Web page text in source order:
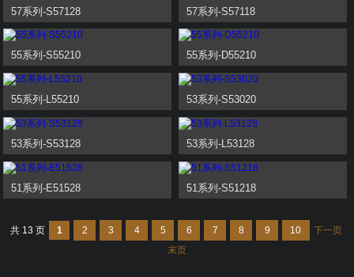
57系列-S57128 57系列-S57118
55系列-S55210 55系列-D55210
55系列-L55210 53系列-S53020
53系列-S53128 53系列-L53128
51系列-E51528 51系列-S51218
共 13 页 1 2 3 4 5 6 7 8 9 10
下一页
末页